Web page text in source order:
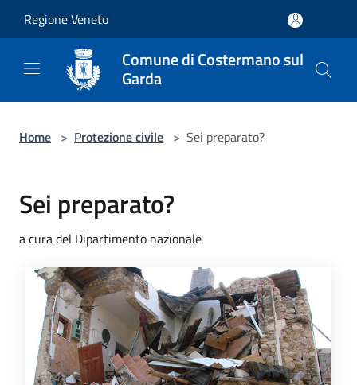
Regione Veneto
Comune di Costermano sul
Garda
Home > Protezione civile > Sei preparato?
Sei preparato?
a cura del Dipartimento nazionale